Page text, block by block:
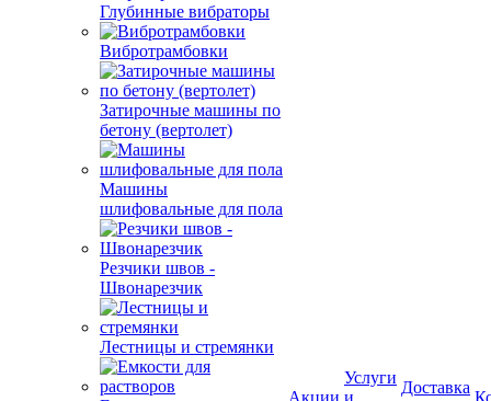
Глубинные вибраторы
Вибротрамбовки
Затирочные машины по
бетону (вертолет)
Машины
шлифовальные для пола
Резчики швов -
Швонарезчик
Лестницы и стремянки
Акции
Услуги
и
Доставка